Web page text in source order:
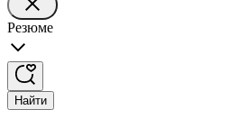
Резюме
Найти